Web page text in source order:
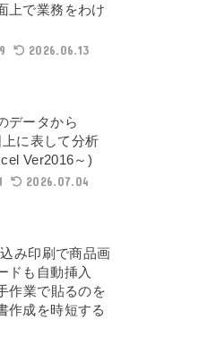
上で業務をわけ
2026.06.13
データから
に表して分析
Ver2016～)
2026.07.04
み印刷で商品画
ドも自動挿入
作業で貼るのを
作成を時短する